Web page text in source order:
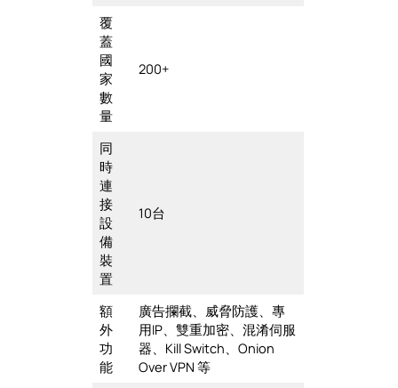
覆
蓋
國
家
數
量
200+
同
時
連
接
設
備
裝
置
10台
額
外
功
能
廣告攔截、威脅防護、專
用IP、雙重加密、混淆伺服
器、Kill Switch、Onion
Over VPN 等